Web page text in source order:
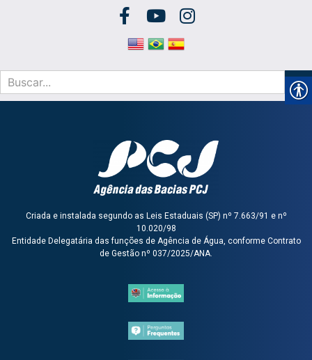
Criada e instalada segundo as Leis Estaduais (SP) nº 7.663/91 e nº
10.020/98
Entidade Delegatária das funções de Agência de Água, conforme Contrato
de Gestão nº 037/2025/ANA.